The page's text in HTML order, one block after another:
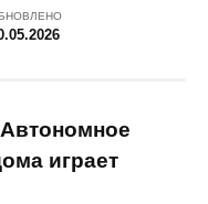
играет